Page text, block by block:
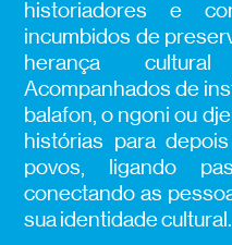
historiadores e
incumbidos de
herança
Acompanhados de
balafon, o ngoni ou
histórias para
povos, ligando
conectando as
sua identidade cultural.